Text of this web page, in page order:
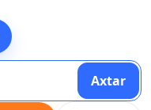
Axtar